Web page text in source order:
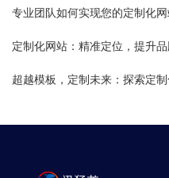
专业团队如何实现您的定制化
定制化网站：精准定位，提升
超越模板，定制未来：探索定